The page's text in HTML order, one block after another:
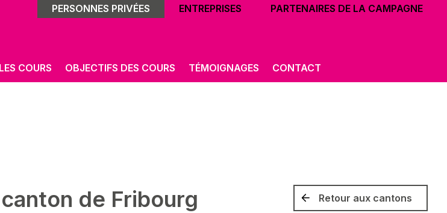
PERSONNES PRIVÉES ENTREPRISES PARTENAIRES DE LA CAMPAGNE
COURS OBJECTIFS DES COURS TÉMOIGNAGES CONTACT
de Fribourg Retour aux cantons